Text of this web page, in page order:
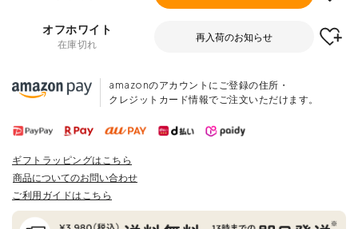
オフホワイト
在庫切れ
再入荷のお知らせ
amazonのアカウントにご登録の住所・
クレジットカード情報でご注文いただけます。
ギフトラッピングはこちら
商品についてのお問い合わせ
ご利用ガイドはこちら